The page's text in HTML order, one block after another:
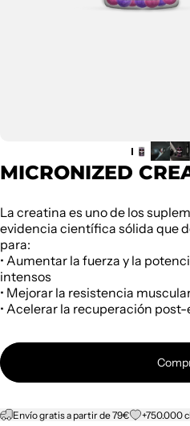
MICRONIZED
La creatina es uno de los
evidencia científica sólida que
para:
• Aumentar la fuerza y la
intensos
• Mejorar la resistencia
• Acelerar la recuperación
Envío gratis a partir de 79€ +750.000